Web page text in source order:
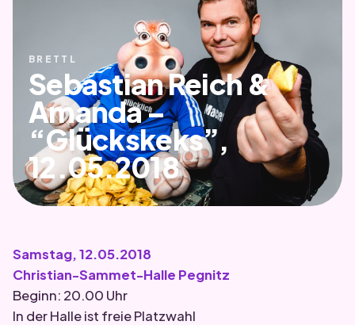
BRETTL
Sebastian Reich &
Amanda –
“Glückskeks”,
12.05.2018
Samstag, 12.05.2018
Christian-Sammet-Halle Pegnitz
Beginn: 20.00 Uhr
In der Halle ist freie Platzwahl